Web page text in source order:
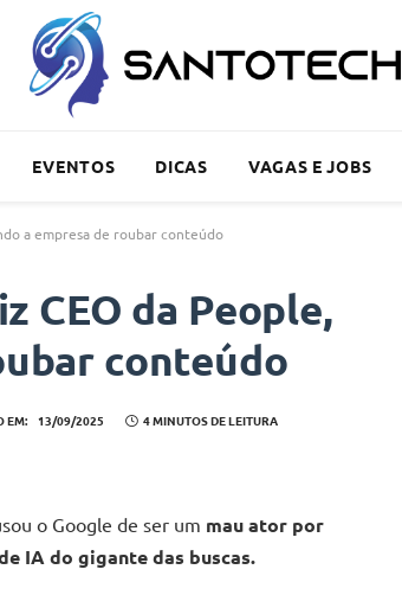
EVENTOS DICAS VAGAS E JOBS
a empresa de roubar conteúdo
CEO da People,
conteúdo
EM: 13/09/2025 4 MINUTOS DE LEITURA
o Google de ser um mau ator por
IA do gigante das buscas.